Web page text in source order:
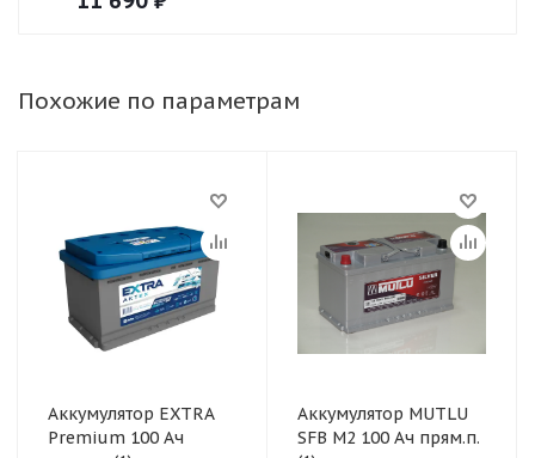
Похожие по параметрам
Аккумулятор EXTRA
Premium 100 Ач
Аккумулятор MUTLU
SFB M2 100 Ач прям.п.